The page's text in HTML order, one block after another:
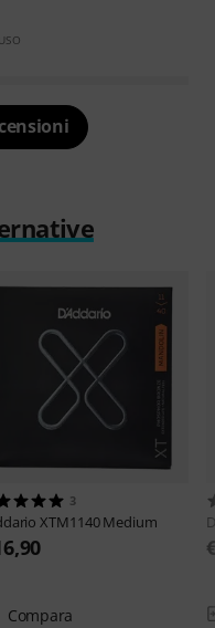
3
XTM1140 Medium
Compara